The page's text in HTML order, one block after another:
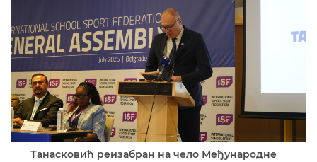
Танасковић реизабран на чело Међународне